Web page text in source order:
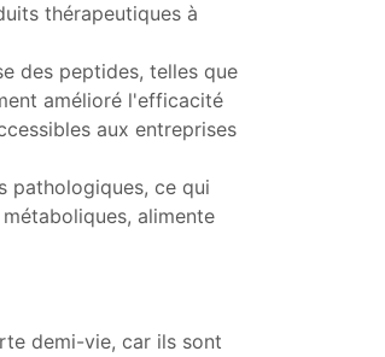
thérapeutiques à
des peptides, telles que
amélioré l'efficacité
aux entreprises
pathologiques, ce qui
alimente
demi-vie, car ils sont